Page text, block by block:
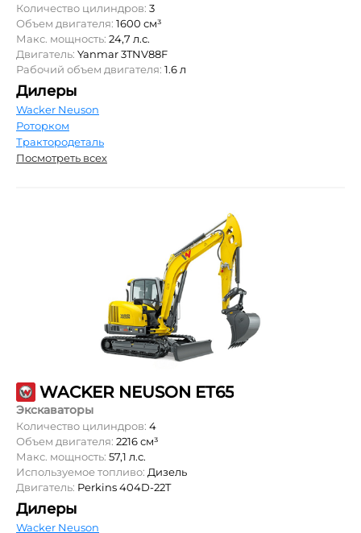
Количество цилиндров: 3
Объем двигателя: 1600 см³
Макс. мощность: 24,7 л.с.
Двигатель: Yanmar 3TNV88F
Рабочий объем двигателя: 1.6 л
Дилеры
Wacker Neuson
Роторком
Трактородеталь
Посмотреть всех
WACKER NEUSON ET65
Экскаваторы
Количество цилиндров: 4
Объем двигателя: 2216 см³
Макс. мощность: 57,1 л.с.
Используемое топливо: Дизель
Двигатель: Perkins 404D-22T
Дилеры
Wacker Neuson